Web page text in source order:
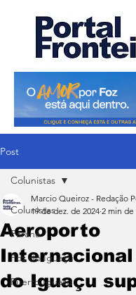
Post
Colunistas
Paraná
Foz do Iguaçu
Puerto Iguazu
Colunistas
Aeroporto
Internacional
do Iguaçu
Marcio Queiroz - Redação
19 de dez. de 2024 2 min